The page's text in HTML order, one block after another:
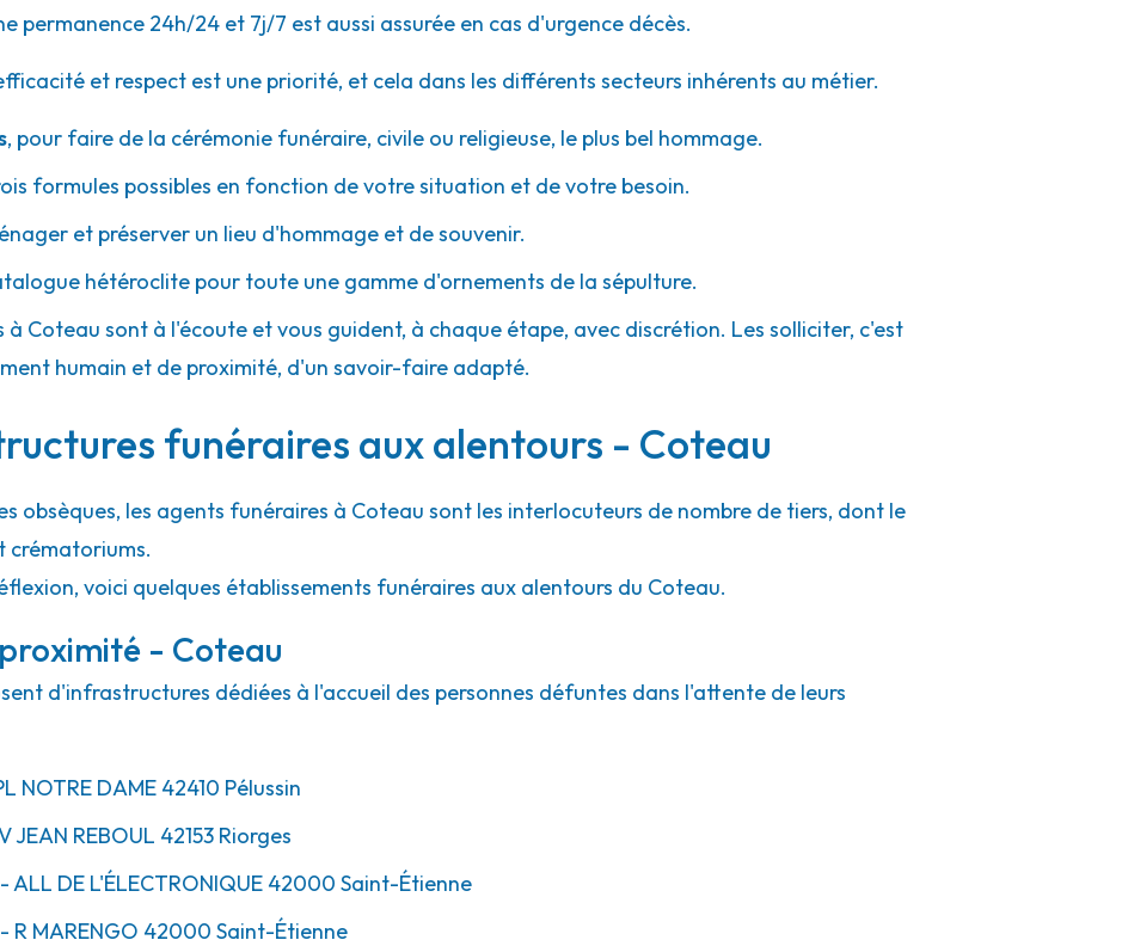
permanence 24h/24 et 7j/7 est aussi assurée en cas d'urgence décès.
et respect est une priorité, et cela dans les différents secteurs inhérents au métier.
, pour faire de la cérémonie funéraire, civile ou religieuse, le plus bel hommage.
formules possibles en fonction de votre situation et de votre besoin.
et préserver un lieu d'hommage et de souvenir.
hétéroclite pour toute une gamme d'ornements de la sépulture.
à Coteau sont à l'écoute et vous guident, à chaque étape, avec discrétion. Les solliciter, c'est
humain et de proximité, d'un savoir-faire adapté.
funéraires aux alentours - Coteau
obsèques, les agents funéraires à Coteau sont les interlocuteurs de nombre de tiers, dont le
crématoriums.
voici quelques établissements funéraires aux alentours du Coteau.
- Coteau
d'infrastructures dédiées à l'accueil des personnes défuntes dans l'attente de leurs
NOTRE DAME 42410 Pélussin
JEAN REBOUL 42153 Riorges
- ALL DE L'ÉLECTRONIQUE 42000 Saint-Étienne
- R MARENGO 42000 Saint-Étienne